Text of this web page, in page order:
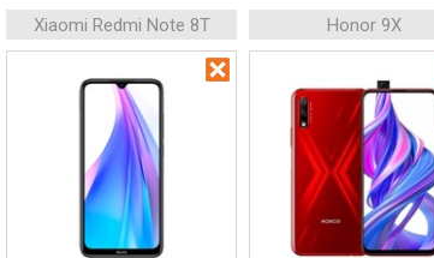
Xiaomi Redmi Note 8T Honor 9X